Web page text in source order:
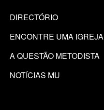
DIRECTÓRIO
ENCONTRE UMA IGREJA
A QUESTÃO METODISTA
NOTÍCIAS MU